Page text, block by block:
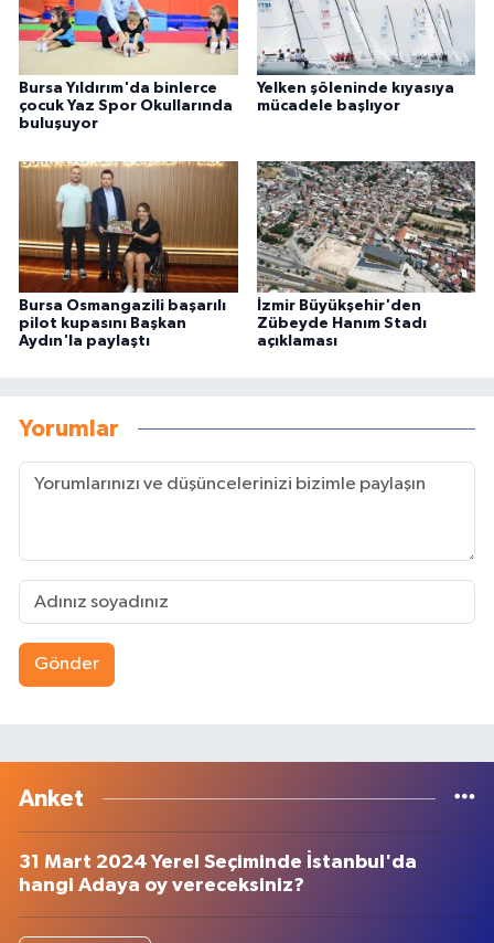
Bursa Yıldırım'da binlerce
çocuk Yaz Spor Okullarında
buluşuyor
Yelken şöleninde kıyasıya
mücadele başlıyor
Bursa Osmangazili başarılı
pilot kupasını Başkan
Aydın'la paylaştı
İzmir Büyükşehir'den
Zübeyde Hanım Stadı
açıklaması
Yorumlar
Gönder
Anket
31 Mart 2024 Yerel Seçiminde İstanbul'da
hangi Adaya oy vereceksiniz?